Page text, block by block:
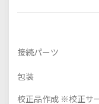
接続パーツ
包装
校正品作成 ※校正サ